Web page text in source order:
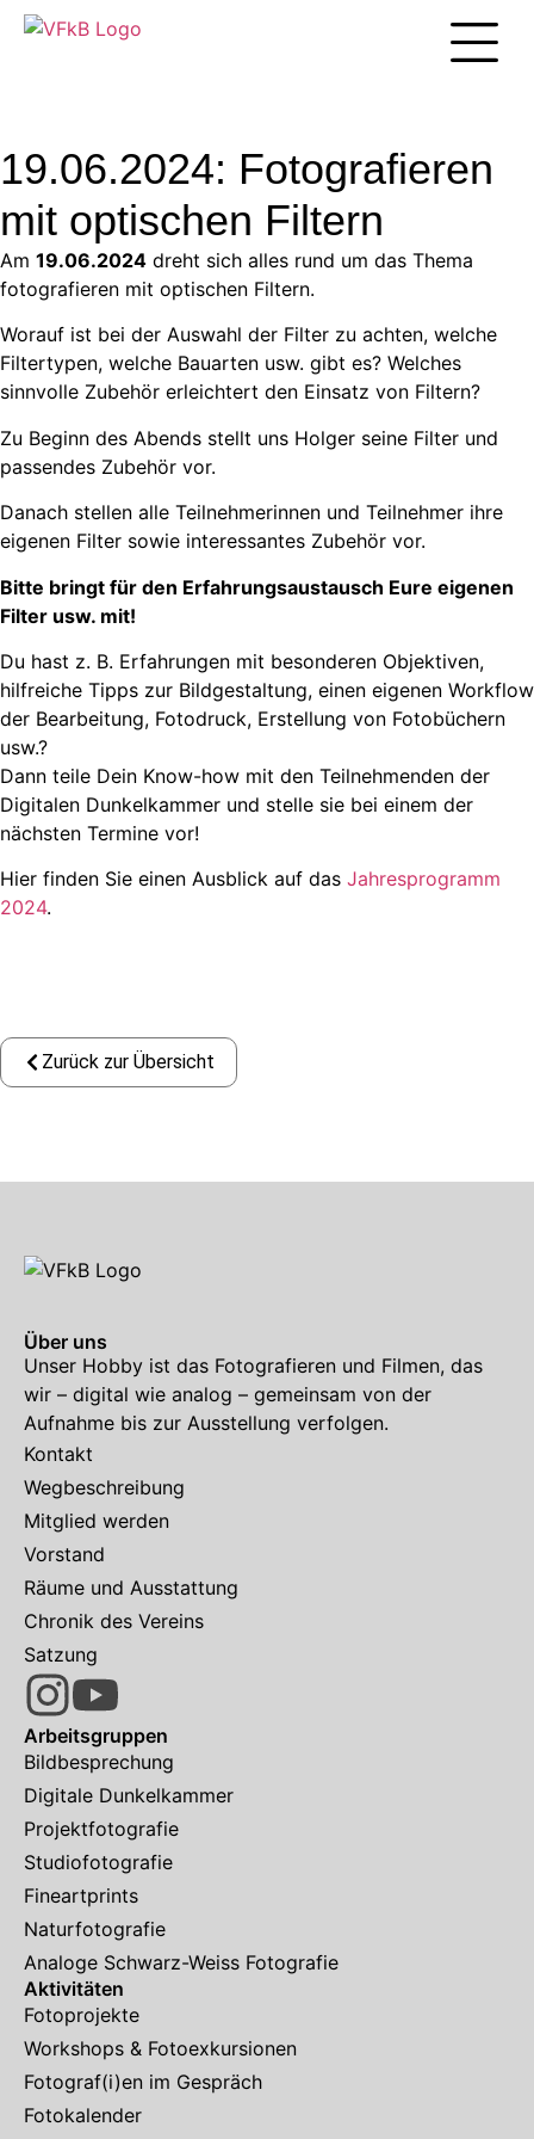
19.06.2024: Fotografieren
mit optischen Filtern
Am 19.06.2024 dreht sich alles rund um das Thema
fotografieren mit optischen Filtern.
Worauf ist bei der Auswahl der Filter zu achten, welche
Filtertypen, welche Bauarten usw. gibt es? Welches
sinnvolle Zubehör erleichtert den Einsatz von Filtern?
Zu Beginn des Abends stellt uns Holger seine Filter und
passendes Zubehör vor.
Danach stellen alle Teilnehmerinnen und Teilnehmer ihre
eigenen Filter sowie interessantes Zubehör vor.
Bitte bringt für den Erfahrungsaustausch Eure eigenen
Filter usw. mit!
Du hast z. B. Erfahrungen mit besonderen Objektiven,
hilfreiche Tipps zur Bildgestaltung, einen eigenen Workflow
der Bearbeitung, Fotodruck, Erstellung von Fotobüchern
usw.?
Dann teile Dein Know-how mit den Teilnehmenden der
Digitalen Dunkelkammer und stelle sie bei einem der
nächsten Termine vor!
Hier finden Sie einen Ausblick auf das Jahresprogramm
2024.
Zurück zur Übersicht
Über uns
Unser Hobby ist das Fotografieren und Filmen, das
wir – digital wie analog – gemeinsam von der
Aufnahme bis zur Ausstellung verfolgen.
Kontakt
Wegbeschreibung
Mitglied werden
Vorstand
Räume und Ausstattung
Chronik des Vereins
Satzung
Arbeitsgruppen
Bildbesprechung
Digitale Dunkelkammer
Projektfotografie
Studiofotografie
Fineartprints
Naturfotografie
Analoge Schwarz-Weiss Fotografie
Aktivitäten
Fotoprojekte
Workshops & Fotoexkursionen
Fotograf(i)en im Gespräch
Fotokalender